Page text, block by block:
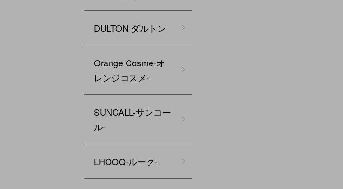
DULTON ダルトン
Orange Cosme-オ
レンジコスメ-
SUNCALL-サンコー
ル-
LHOOQ-ルーク-